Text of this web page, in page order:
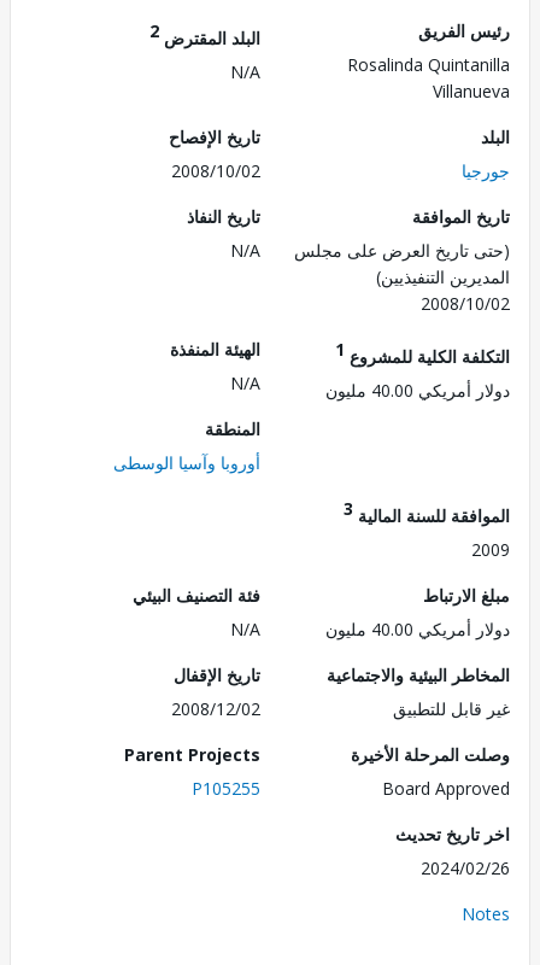
الفريق
Rosalinda
البلد المقترض
تاريخ الإفصاح
2008/10/02
الموافقة
تاريخ العرض على مجلس
التنفيذيين)
2008/
تاريخ النفاذ
N/A
الكلية للمشروع1
40.00 مليون
الهيئة المنفذة
أوروبا وآسيا الوسطى
للسنة المالية3
40.00 مليون
فئة التصنيف البيئي
البيئية والاجتماعية
للتطبيق
تاريخ الإقفال
2008/12/02
المرحلة الأخيرة
Board
Parent Projects
P105255
تحديث
2024/